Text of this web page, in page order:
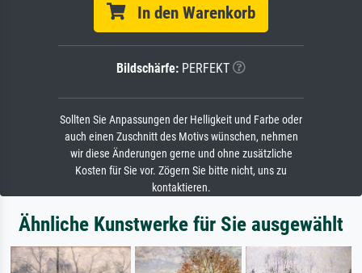
In den Warenkorb
Bildschärfe: PERFEKT
Sollten Sie Anpassungen der Helligkeit und Farbe oder
auch einen Zuschnitt des Motivs wünschen, nehmen
wir diese Änderungen gerne und ohne zusätzliche
Kosten für Sie vor. Zögern Sie bitte nicht, uns zu
kontaktieren.
Ähnliche Kunstwerke für Sie ausgewählt